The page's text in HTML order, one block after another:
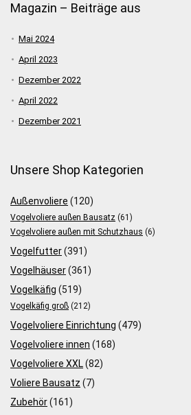
Magazin – Beiträge aus
Mai 2024
April 2023
Dezember 2022
April 2022
Dezember 2021
Unsere Shop Kategorien
Außenvoliere (120)
Vogelvoliere außen Bausatz (61)
Vogelvoliere außen mit Schutzhaus (6)
Vogelfutter(391)
Vogelhäuser(361)
Vogelkäfig (519)
Vogelkäfig groß (212)
Vogelvoliere Einrichtung (479)
Vogelvoliere innen (168)
Vogelvoliere XXL(82)
Voliere Bausatz (7)
Zubehör(161)